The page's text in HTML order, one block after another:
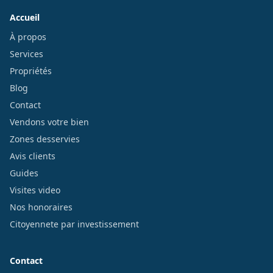
Accueil
À propos
Services
Propriétés
Blog
Contact
Vendons votre bien
Zones desservies
Avis clients
Guides
Visites video
Nos honoraires
Citoyennete par investissement
Contact